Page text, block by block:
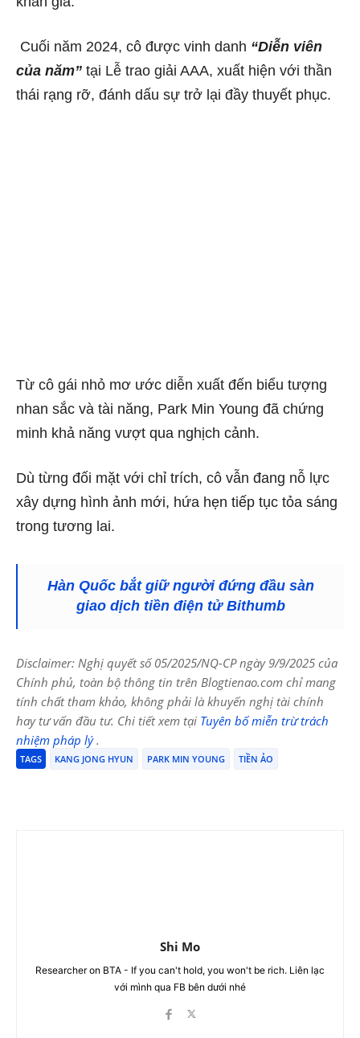
Cuối năm 2024, cô được vinh danh “Diễn viên
của năm” tại Lễ trao giải AAA, xuất hiện với thần
thái rạng rỡ, đánh dấu sự trở lại đầy thuyết phục.
Từ cô gái nhỏ mơ ước diễn xuất đến biểu tượng
nhan sắc và tài năng, Park Min Young đã chứng
minh khả năng vượt qua nghịch cảnh.
Dù từng đối mặt với chỉ trích, cô vẫn đang nỗ lực
xây dựng hình ảnh mới, hứa hẹn tiếp tục tỏa sáng
trong tương lai.
Hàn Quốc bắt giữ người đứng đầu sàn
giao dịch tiền điện tử Bithumb
Disclaimer: Nghị quyết số 05/2025/NQ-CP ngày 9/9/2025 của
Chính phủ, toàn bộ thông tin trên Blogtienao.com chỉ mang
tính chất tham khảo, không phải là khuyến nghị tài chính
hay tư vấn đầu tư. Chi tiết xem tại Tuyên bố miễn trừ trách
nhiệm pháp lý.
TAGS KANG JONG HYUN PARK MIN YOUNG TIỀN ẢO
Shi Mo
Researcher on BTA - If you can't hold, you won't be rich. Liên lạc
với mình qua FB bên dưới nhé